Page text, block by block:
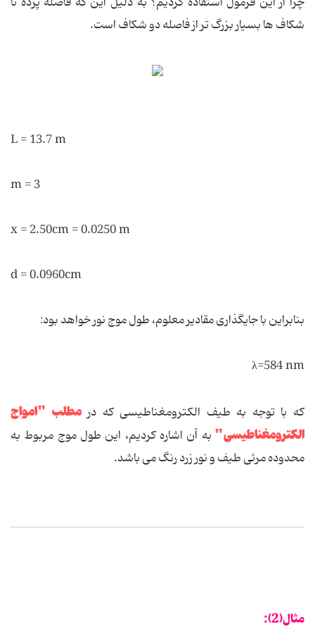
شکاف ها بسیار بزرگ تر از فاصله دو شکاف است.
L = 13.7 m
m = 3
x = 2.50cm = 0.0250 m
d = 0.0960cm
بنابراین با جایگذاری مقادیر معلوم، طول موج نور خواهد بود:
λ=584 nm
که با توجه به طیف الکترومغناطیسی که درمطلب "امواج
الکترومغناطیسی" به آن اشاره کردیم، این طول موج مربوط به
محدوده مرئی طیف و نور زرد رنگ می باشد.
مثال(2):